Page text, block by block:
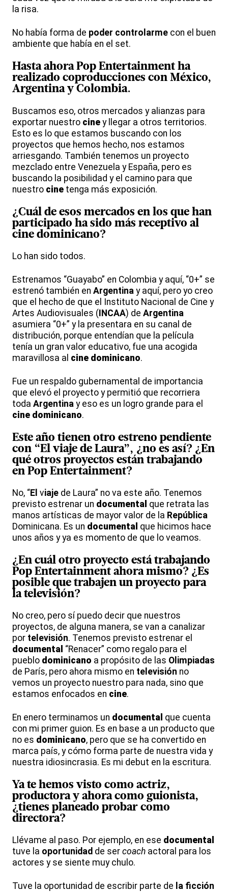
la risa.
No había forma de poder controlarme con el buen
ambiente que había en el set.
Hasta ahoraPop Entertainment ha
realizado coproducciones con México,
Argentinay Colombia.
Buscamos eso, otros mercados y alianzas para
exportar nuestro cine y llegar a otros territorios.
Esto es lo que estamos buscando con los
proyectos que hemos hecho, nos estamos
arriesgando. También tenemos un proyecto
mezclado entre Venezuela y España, pero es
buscando la posibilidad y el camino para que
nuestro cine tenga más exposición.
¿Cuál de esos mercados en los que han
participado ha sido más receptivo al
cine dominicano?
Lo han sido todos.
Estrenamos “Guayabo” en Colombia y aquí, “0+” se
estrenó también en Argentina y aquí, pero yo creo
que el hecho de que el Instituto Nacional de Cine y
Artes Audiovisuales (INCAA) de Argentina
asumiera “0+” y la presentara en su canal de
distribución, porque entendían que la película
tenía un gran valor educativo, fue una acogida
maravillosa al cine dominicano.
Fue un respaldo gubernamental de importancia
que elevó el proyecto y permitió que recorriera
toda Argentina y eso es un logro grande para el
cine dominicano.
Este año tienen otro estreno pendiente
con “El viaje de Laura”, ¿no es así? ¿En
qué otros proyectos están trabajando
en Pop Entertainment?
No, “El viaje de Laura” no va este año. Tenemos
previsto estrenar un documental que retrata las
manos artísticas de mayor valor de la República
Dominicana. Es un documental que hicimos hace
unos años y ya es momento de que lo veamos.
¿En cuál otro proyecto está trabajando
Pop Entertainment ahora mismo? ¿Es
posible que trabajen un proyecto para
latelevisión?
No creo, pero sí puedo decir que nuestros
proyectos, de alguna manera, se van a canalizar
por televisión. Tenemos previsto estrenar el
documental “Renacer” como regalo para el
pueblo dominicano a propósito de las Olimpiadas
de París, pero ahora mismo en televisión no
vemos un proyecto nuestro para nada, sino que
estamos enfocados en cine.
En enero terminamos un documental que cuenta
con mi primer guion. Es en base a un producto que
no es dominicano, pero que se ha convertido en
marca país, y cómo forma parte de nuestra vida y
nuestra idiosincrasia. Es mi debut en la escritura.
Ya te hemos visto como actriz,
productoray ahora como guionista,
¿tienes planeado probar como
directora?
Llévame al paso. Por ejemplo, en ese documental
tuve la oportunidad de ser coach actoral para los
actores y se siente muy chulo.
Tuve la oportunidad de escribir parte de la ficción